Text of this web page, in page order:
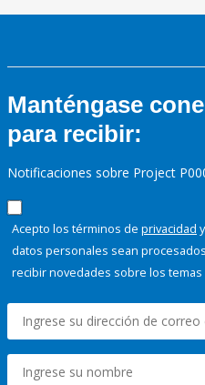
Manténgase
para recibir:
Notificaciones sobre Project
Acepto los términos de privacidad
datos personales sean
recibir novedades sobre los